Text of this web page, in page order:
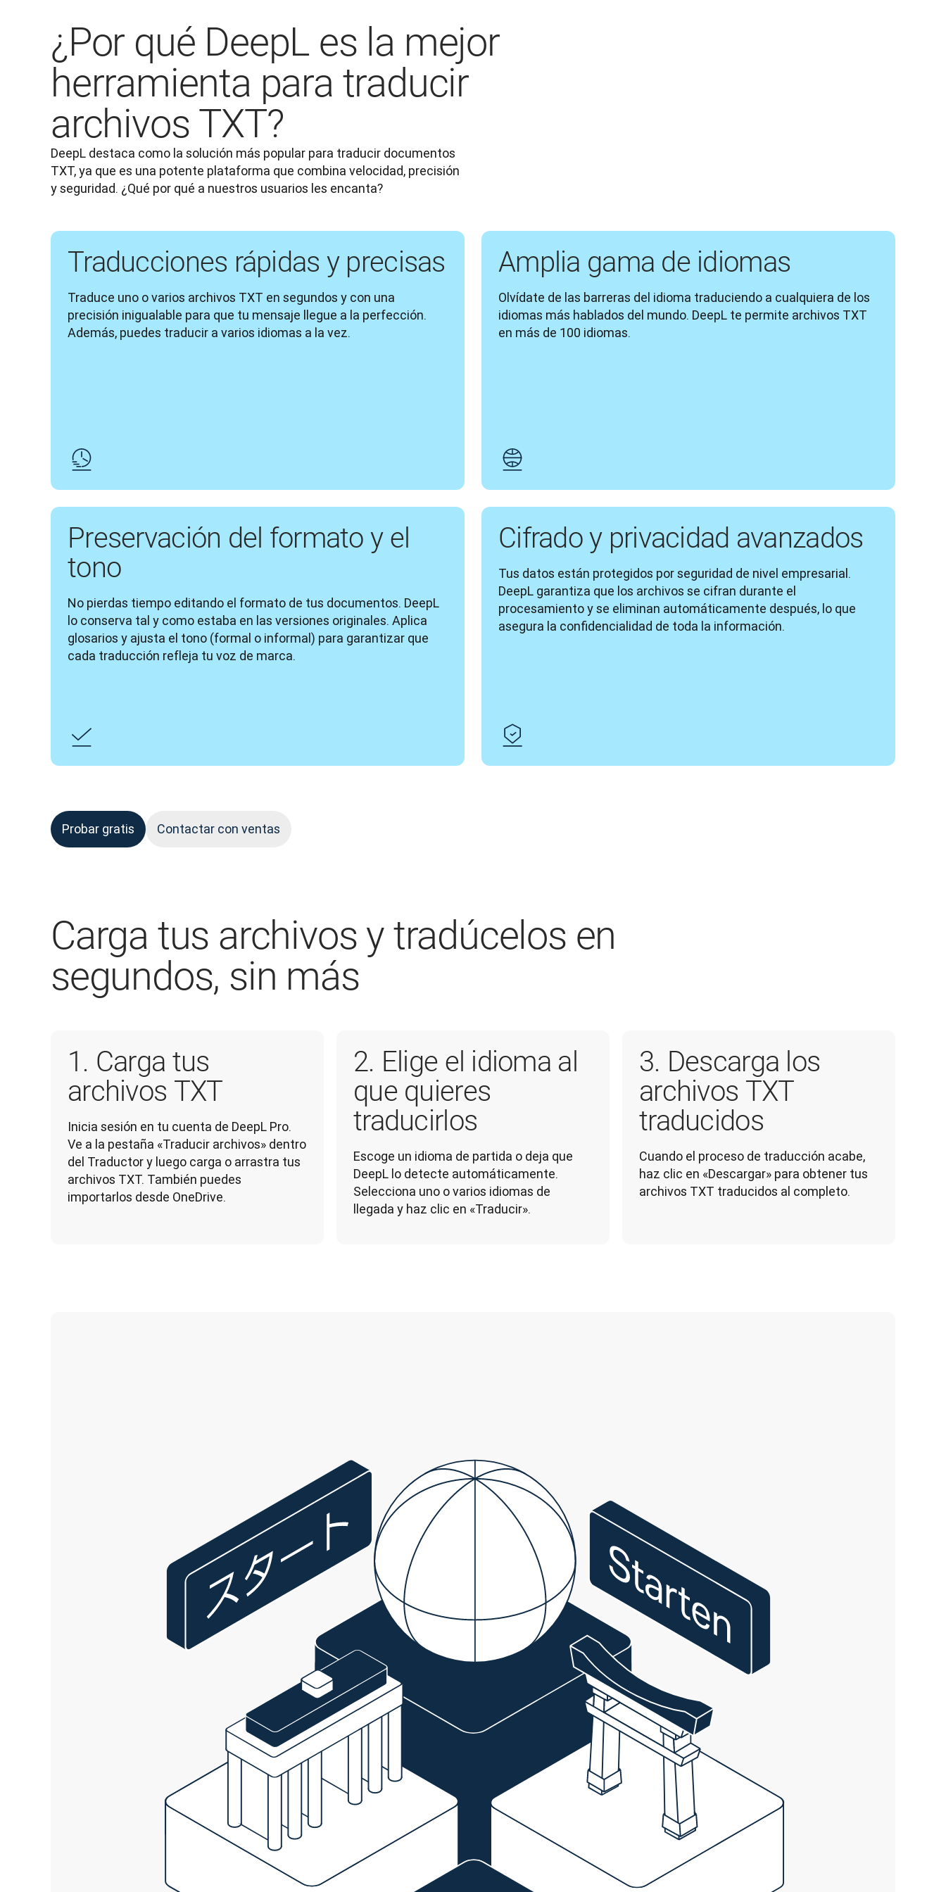
¿Por qué DeepL es la mejor
herramienta para traducir
archivos TXT?
DeepL destaca como la solución más popular para traducir documentos
TXT, ya que es una potente plataforma que combina velocidad, precisión
y seguridad. ¿Qué por qué a nuestros usuarios les encanta?
Traducciones rápidas y precisas
Traduce uno o varios archivos TXT en segundos y con una
precisión inigualable para que tu mensaje llegue a la perfección.
Además, puedes traducir a varios idiomas a la vez.
Amplia gama de idiomas
Olvídate de las barreras del idioma traduciendo a cualquiera de los
idiomas más hablados del mundo. DeepL te permite archivos TXT
en más de 100 idiomas.
Preservación del formato y el
tono
No pierdas tiempo editando el formato de tus documentos. DeepL
lo conserva tal y como estaba en las versiones originales. Aplica
glosarios y ajusta el tono (formal o informal) para garantizar que
cada traducción refleja tu voz de marca.
Cifrado y privacidad avanzados
Tus datos están protegidos por seguridad de nivel empresarial.
DeepL garantiza que los archivos se cifran durante el
procesamiento y se eliminan automáticamente después, lo que
asegura la confidencialidad de toda la información.
Probar gratis Contactar con ventas
Carga tus archivos y tradúcelos en
segundos, sin más
1. Carga tus
archivos TXT
Inicia sesión en tu cuenta de DeepL Pro.
Ve a la pestaña «Traducir archivos» dentro
del Traductor y luego carga o arrastra tus
archivos TXT. También puedes
importarlos desde OneDrive.
2. Elige el idioma al
que quieres
traducirlos
Escoge un idioma de partida o deja que
DeepL lo detecte automáticamente.
Selecciona uno o varios idiomas de
llegada y haz clic en «Traducir».
3. Descarga los
archivos TXT
traducidos
Cuando el proceso de traducción acabe,
haz clic en «Descargar» para obtener tus
archivos TXT traducidos al completo.